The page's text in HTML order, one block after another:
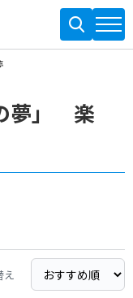
夢」 楽
え